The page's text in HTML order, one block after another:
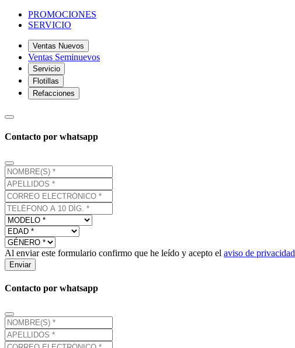
PROMOCIONES
SERVICIO
Ventas Nuevos
Ventas Seminuevos
Servicio
Flotillas
Refacciones
Contacto por whatsapp
Al enviar este formulario confirmo que he leído y acepto el aviso de privacidad
Enviar
Contacto por whatsapp